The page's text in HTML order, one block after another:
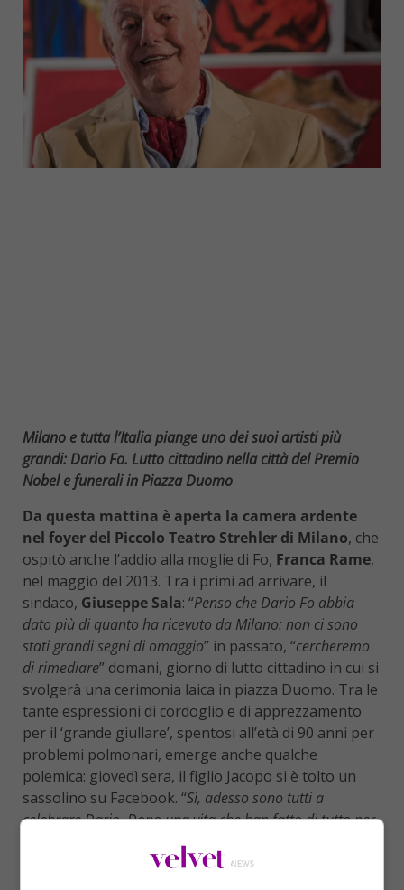
Milano e tutta l’Italia piange uno dei suoi artisti più
grandi: Dario Fo. Lutto cittadino nella città del Premio
Nobel e funerali in Piazza Duomo
Da questa mattina è aperta la camera ardente
nel foyer del Piccolo Teatro Strehler di Milano, che
ospitò anche l’addio alla moglie di Fo, Franca Rame,
nel maggio del 2013. Tra i primi ad arrivare, il
sindaco, Giuseppe Sala: “Penso che Dario Fo abbia
dato più di quanto ha ricevuto da Milano: non ci sono
stati grandi segni di omaggio” in passato, “cercheremo
di rimediare” domani, giorno di lutto cittadino in cui si
svolgerà una cerimonia laica in piazza Duomo. Tra le
tante espressioni di cordoglio e di apprezzamento
per il ‘grande giullare’, spentosi all’età di 90 anni per
problemi polmonari, emerge anche qualche
polemica: giovedì sera, il figlio Jacopo si è tolto un
sassolino su Facebook. “Sì, adesso sono tutti a
celebrare Dario. Dopo una vita che han fatto di tutto per
censurarlo e colpirlo in tutti i modi. Vaffanculo. Onore a
che ha detto che mio padre non gli è mai